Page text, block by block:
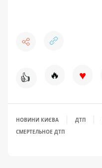
👍 🔥 ♥
НОВИНИ КИЄВА ДТП
СМЕРТЕЛЬНОЕ ДТП